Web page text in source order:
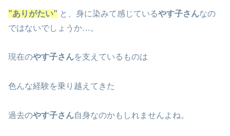
”ありがたい” と、身に染みて感じているやす子さんなの
ではないでしょうか…。
現在のやす子さんを支えているものは
色んな経験を乗り越えてきた
過去のやす子さん自身なのかもしれませんよね。